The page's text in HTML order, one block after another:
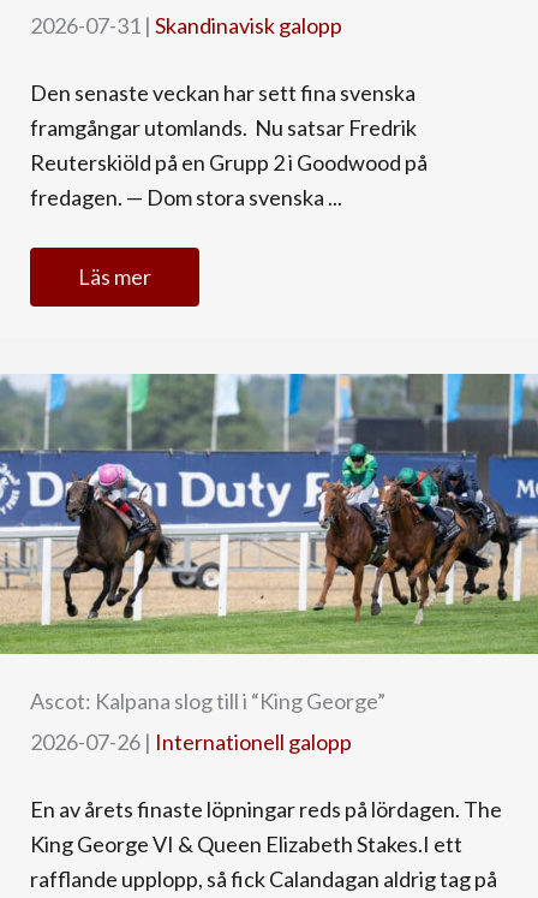
2026-07-31 | Skandinavisk galopp
Den senaste veckan har sett fina svenska
framgångar utomlands. Nu satsar Fredrik
Reuterskiöld på en Grupp 2 i Goodwood på
fredagen. — Dom stora svenska ...
Läs mer
Ascot: Kalpana slog till i “King George”
2026-07-26 | Internationell galopp
En av årets finaste löpningar reds på lördagen. The
King George VI & Queen Elizabeth Stakes.I ett
rafflande upplopp, så fick Calandagan aldrig tag på